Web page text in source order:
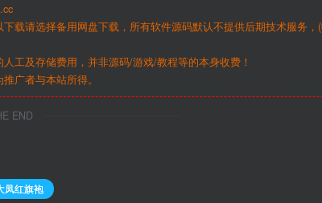
载请选择备用网盘下载，所有软件源码默认不提供后期技术服务，
工及存储费用，并非源码/游戏/教程等的本身收费！
广者与本站所得。
END
凤红旗袍